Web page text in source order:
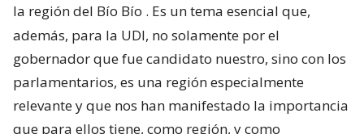
la región del Bío Bío . Es un tema esencial que,
además, para la UDI, no solamente por el
gobernador que fue candidato nuestro, sino con los
parlamentarios, es una región especialmente
relevante y que nos han manifestado la importancia
que para ellos tiene, como región, y como